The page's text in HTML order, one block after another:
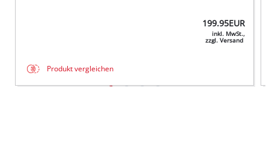
199.95EUR
inkl. MwSt.,
zzgl. Versand
Produkt vergleichen